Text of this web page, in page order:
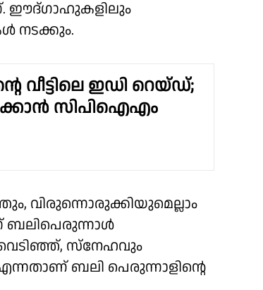
ഈദ്ഗാഹുകളിലും
നടക്കും.
വീട്ടിലെ ഇഡി റെയ്ഡ്;
സിപിഐഎം
വിരുന്നൊരുക്കിയുമെല്ലാം
ബലിപെരുന്നാൾ
സ്നേഹവും
ബലി പെരുന്നാളിന്റെ